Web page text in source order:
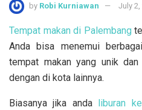
by Robi Kurniawan July 2,
Tempat makan di Palembang
Anda bisa menemui
tempat makan yang unik dan
dengan di kota lainnya.
Biasanya jika anda liburan